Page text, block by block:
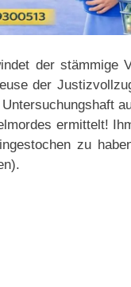
der stämmige
der
ermittelt!
zu